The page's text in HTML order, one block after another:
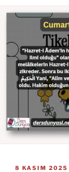
YAYIM
8 KASIM 2025